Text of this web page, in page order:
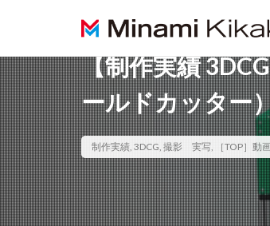
【制作実績
ールドカッター
制作実績, 3DCG, 撮影 実写, ［TOP］動